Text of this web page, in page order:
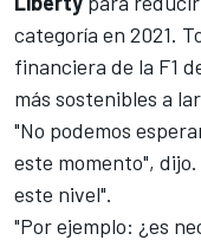
categoría en 2021.
financiera de la F1
más sostenibles a
"No podemos
este momento",
este nivel".
"Por ejemplo: ¿es